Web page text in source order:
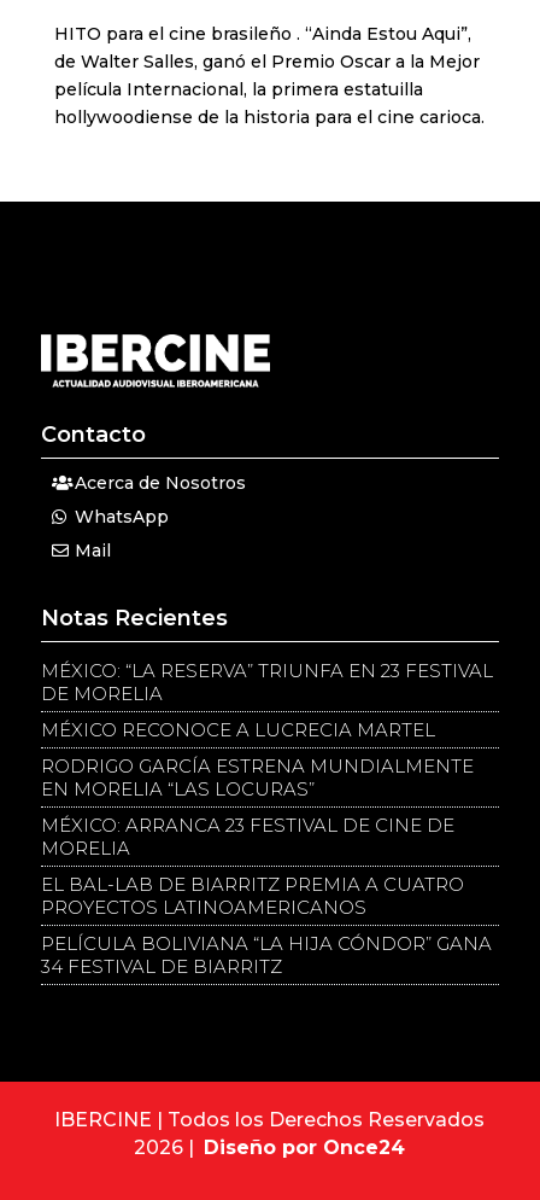
HITO para el cine brasileño . “Ainda Estou Aqui”,
de Walter Salles, ganó el Premio Oscar a la Mejor
película Internacional, la primera estatuilla
hollywoodiense de la historia para el cine carioca.
Contacto
Acerca de Nosotros
WhatsApp
Mail
Notas Recientes
MÉXICO: “LA RESERVA” TRIUNFA EN 23 FESTIVAL
DE MORELIA
MÉXICO RECONOCE A LUCRECIA MARTEL
RODRIGO GARCÍA ESTRENA MUNDIALMENTE
EN MORELIA “LAS LOCURAS”
MÉXICO: ARRANCA 23 FESTIVAL DE CINE DE
MORELIA
EL BAL-LAB DE BIARRITZ PREMIA A CUATRO
PROYECTOS LATINOAMERICANOS
PELÍCULA BOLIVIANA “LA HIJA CÓNDOR” GANA
34 FESTIVAL DE BIARRITZ
IBERCINE | Todos los Derechos Reservados
2026 | Diseño por Once24